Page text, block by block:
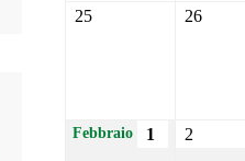
25 26
Febbraio 1 2